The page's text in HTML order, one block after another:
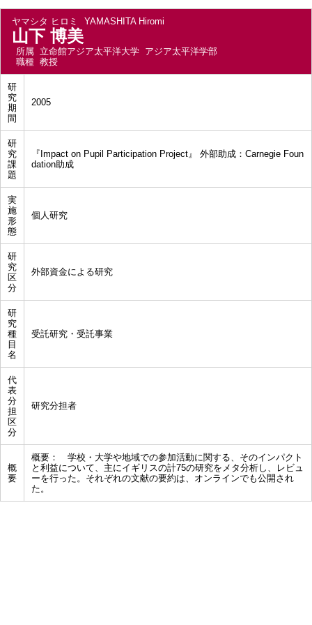
ヤマシタ ヒロミ YAMASHITA Hiromi
山下 博美
所属 立命館アジア太平洋大学 アジア太平洋学部
職種 教授
研
究
期
間
2005
研
究
課
題
『Impact on Pupil Participation Project』 外部助成：Carnegie Foun
dation助成
実
施
形
態
個人研究
研
究
区
分
外部資金による研究
研
究
種
目
名
受託研究・受託事業
代
表
分
担
区
分
研究分担者
概
要
概要： 学校・大学や地域での参加活動に関する、そのインパクト
と利益について、主にイギリスの計75の研究をメタ分析し、レビュ
ーを行った。それぞれの文献の要約は、オンラインでも公開され
た。